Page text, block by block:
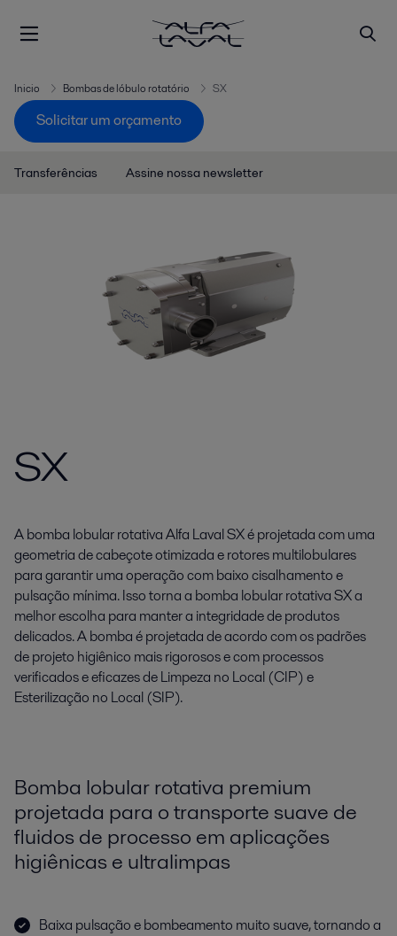
Inicio Bombas de lóbulo rotatório SX
Solicitar um orçamento
Transferências Assine nossa newsletter
SX
A bomba lobular rotativa Alfa Laval SX é projetada com uma
geometria de cabeçote otimizada e rotores multilobulares
para garantir uma operação com baixo cisalhamento e
pulsação mínima. Isso torna a bomba lobular rotativa SX a
melhor escolha para manter a integridade de produtos
delicados. A bomba é projetada de acordo com os padrões
de projeto higiênico mais rigorosos e com processos
verificados e eficazes de Limpeza no Local (CIP) e
Esterilização no Local (SIP).
Bomba lobular rotativa premium
projetada para o transporte suave de
fluidos de processo em aplicações
higiênicas e ultralimpas
Baixa pulsação e bombeamento muito suave, tornando a